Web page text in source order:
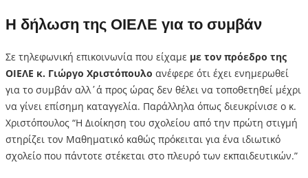
Η δήλωση της ΟΙΕΛΕ για το συμβάν
Σε τηλεφωνική επικοινωνία που είχαμε με τον πρόεδρο της
ΟΙΕΛΕ κ. Γιώργο Χριστόπουλο ανέφερε ότι έχει ενημερωθεί
για το συμβάν αλλ΄ά προς ώρας δεν θέλει να τοποθετηθεί μέχρι
να γίνει επίσημη καταγγελία. Παράλληλα όπως διευκρίνισε ο κ.
Χριστόπουλος “Η Διοίκηση του σχολείου από την πρώτη στιγμή
στηρίζει τον Μαθηματικό καθώς πρόκειται για ένα ιδιωτικό
σχολείο που πάντοτε στέκεται στο πλευρό των εκπαιδευτικών.”